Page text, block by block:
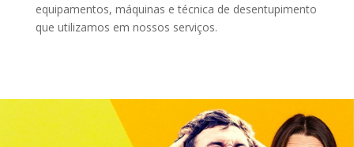
equipamentos, máquinas e técnica de desentupimento
que utilizamos em nossos serviços.